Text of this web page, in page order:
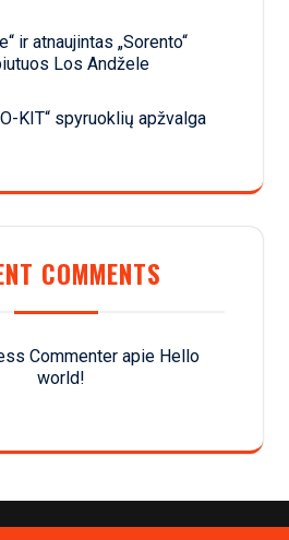
ir atnaujintas „Sorento“
Los Andžele
KIT“ spyruoklių apžvalga
COMMENTS
Commenter apie Hello
world!